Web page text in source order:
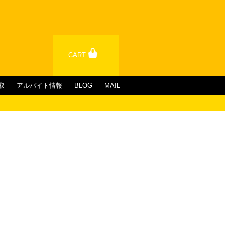
CART
アルバイト情報 BLOG MAIL